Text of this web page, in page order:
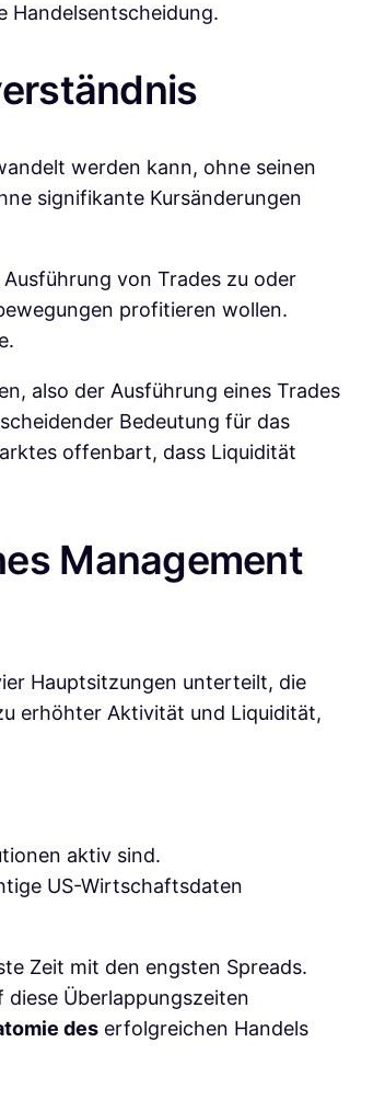
Handelsentscheidung.
werden kann, ohne seinen
signifikante Kursänderungen
von Trades zu oder
profitieren wollen.
also der Ausführung eines Trades
Bedeutung für das
offenbart, dass Liquidität
Management
Hauptsitzungen unterteilt, die
erhöhter Aktivität und Liquidität,
aktiv sind.
US-Wirtschaftsdaten
Zeit mit den engsten Spreads.
Überlappungszeiten
des erfolgreichen Handels